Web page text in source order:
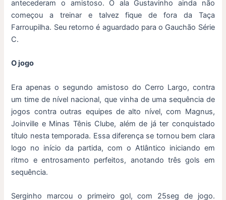
antecederam o amistoso. O ala Gustavinho ainda não
começou a treinar e talvez fique de fora da Taça
Farroupilha. Seu retorno é aguardado para o Gauchão Série
C.
O jogo
Era apenas o segundo amistoso do Cerro Largo, contra
um time de nível nacional, que vinha de uma sequência de
jogos contra outras equipes de alto nível, com Magnus,
Joinville e Minas Tênis Clube, além de já ter conquistado
título nesta temporada. Essa diferença se tornou bem clara
logo no início da partida, com o Atlântico iniciando em
ritmo e entrosamento perfeitos, anotando três gols em
sequência.
Serginho marcou o primeiro gol, com 25seg de jogo.